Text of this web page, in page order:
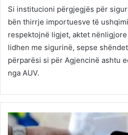
Si institucioni përgjegjës për
bën thirrje importuesve të
respektojnë ligjet, aktet
lidhen me sigurinë, sepse
përparësi si për Agjencinë ashtu
nga AUV.